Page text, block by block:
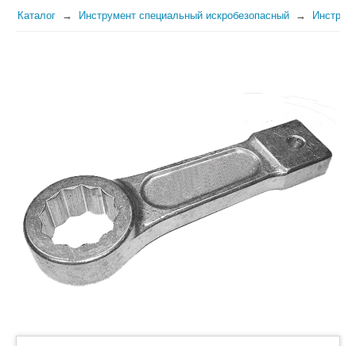
Каталог Инструмент специальный искробезопасный